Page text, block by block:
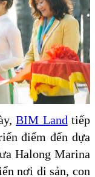
BIM Land tiếp
điểm đến dựa
Halong Marina
nơi di sản, con